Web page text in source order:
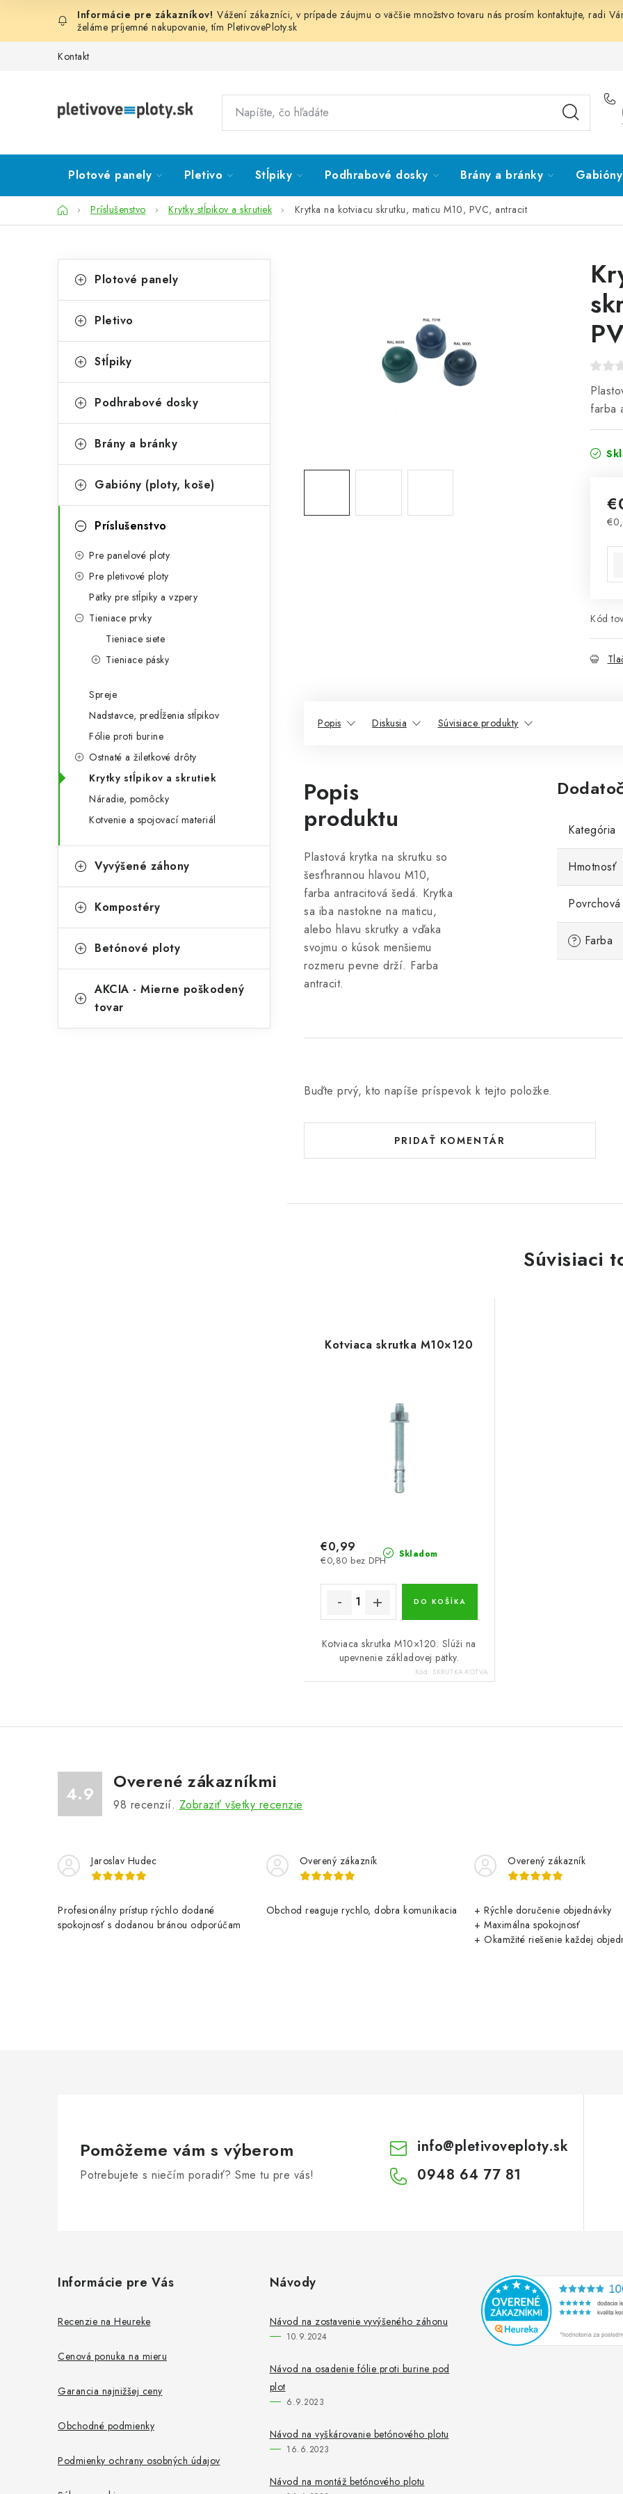
obsah
Vážení zákazníci, v prípade záujmu o väčšie množstvo tovaru nás prosím kontaktujte, radi
želáme príjemné nakupovanie, tím PletivovePloty.sk
Kontakt
Plotové panely Pletivo Stĺpiky Podhrabové dosky Brány a bránky
DomovPríslušenstvo Krytky stĺpikov a skrutiek Krytka na kotviacu skrutku, maticu M10, PVC, antracit
o
n
ý
a
n
l
kategórie
a
e
ó
i
Plotové panely
Pletivo
Stĺpiky
Podhrabové dosky
Brány a bránky
Gabióny (ploty, koše)
Príslušenstvo
Pre panelové ploty
Pre pletivové ploty
Pätky pre stĺpiky a vzpery
Tieniace prvky
Tieniace siete
Tieniace pásky
Spreje
Nadstavce, predĺženia stĺpikov
Fólie proti burine
Ostnaté a žiletkové drôty
Krytky stĺpikov a skrutiek
Náradie, pomôcky
Kotvenie a spojovací materiál
Vyvýšené záhony
Kompostéry
Betónové ploty
AKCIA - Mierne poškodený
tovar
farba
Kód
Popis Diskusia Súvisiace produkty
Popis
produktu
Plastová krytka na skrutku so
šesťhrannou hlavou M10,
farba antracitová šedá. Krytka
sa iba nastokne na maticu,
alebo hlavu skrutky a vďaka
svojmu o kúsok menšiemu
rozmeru pevne drží. Farba
antracit.
Kategória
Hmotnosť
? Farba
Buďte prvý, kto napíše príspevok k tejto položke.
PRIDAŤ KOMENTÁR
Súvisiaci
Kotviaca skrutka M10×120
Skladom
€0,80 bez DPH
€0,99
DO KOŠÍKA
Kotviaca skrutka M10×120. Slúži na
upevnenie základovej pätky.
Kód: SKRUTKA-KOTVA
4.9
Overené zákazníkmi
98 recenzií. Zobraziť všetky recenzie
Jaroslav Hudec
Profesionálny prístup rýchlo dodané
spokojnosť s dodanou bránou odporúčam
Overený zákazník
Obchod reaguje rychlo, dobra komunikacia
Overený zákazník
+ Rýchle doručenie objednávky
+ Maximálna spokojnosť
+ Okamžité riešenie každej
Pomôžeme vám s výberom
Potrebujete s niečím poradiť? Sme tu pre vás!
info@pletivoveploty.sk
0948 64 77 81
Informácie pre Vás
Recenzie na Heureke
Cenová ponuka na mieru
Garancia najnižšej ceny
Obchodné podmienky
Podmienky ochrany osobných údajov
Návody
Návod na zostavenie vyvýšeného záhonu
10.9.2024
Návod na osadenie fólie proti burine pod
plot
6.9.2023
Návod na vyškárovanie betónového plotu
16.6.2023
Návod na montáž betónového plotu